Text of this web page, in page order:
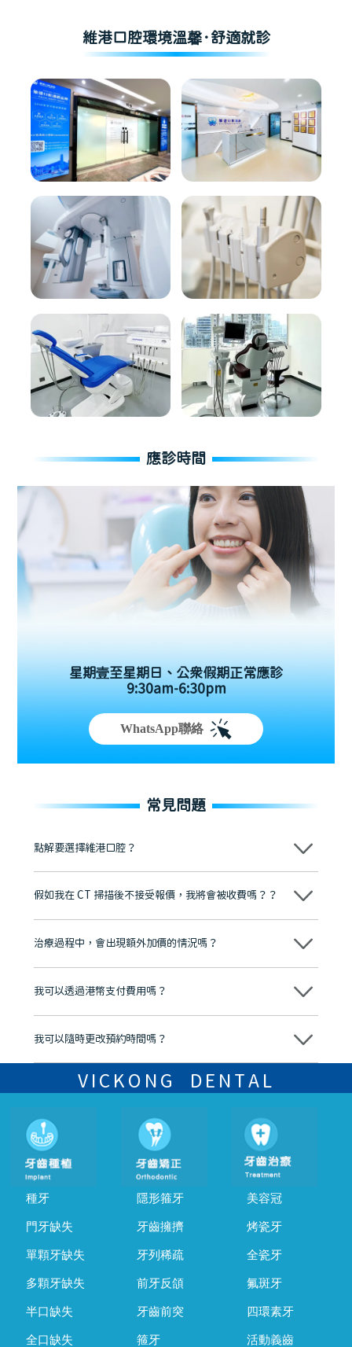
維港口腔環境溫馨·舒適就診
應診時間
星期壹至星期日、公眾假期正常應診
9:30am-6:30pm
WhatsApp聯絡
常見問題
點解要選擇維港口腔？
維港口腔踐行「醫道濟世」的大學校訓，各分院匯聚來自香港、內地的
牌」、「2025香港企業領袖品牌」，是諾貝爾種植系統全球放心植牙中
至今已服務超過三十個國家和地區的顧客，受到粵港澳大灣區及周邊城
市市民極高的口碑評價及信任推薦 珠海、深圳設有八大分院，香港亦設
有咨詢及服務保障中心，有任何問題都可以隨時預約免費咨詢，讓人十
假如我在 CT 掃描後不接受報價，我將會被收費嗎？？
不會！只要未開始實際服務之前，你不會被收取任何費用。
治療過程中，會出現額外加價的情況嗎？
不會，治療前我們會詳細說明治療方案及對應的價錢，顧客同意並簽字
我可以透過港幣支付費用嗎？
可以。維港口腔會按照當日匯率轉算收取費用，而匯率會及時告知客人
我可以隨時更改預約時間嗎？
可以，請盡早通過wechat或whatsapp聯絡我們，告知我們你原本預約
的時間及資料，並且重新預約的日期及時段
VICKONG DENTAL
種牙
門牙缺失
單顆牙缺失
多顆牙缺失
半口缺失
全口缺失
隱形箍牙
牙齒擁擠
牙列稀疏
前牙反頜
牙齒前突
箍牙
美容冠
烤瓷牙
全瓷牙
氟斑牙
四環素牙
活動義齒